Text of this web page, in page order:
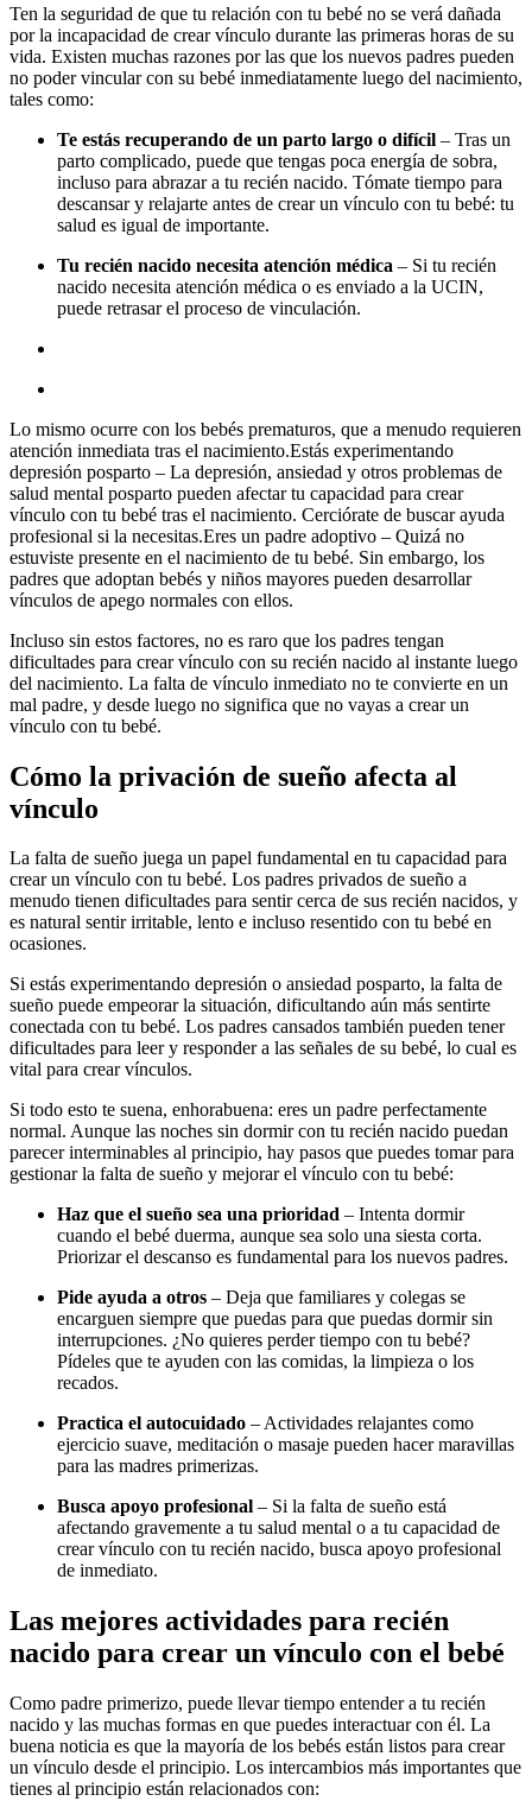
Ten la seguridad de que tu relación con tu bebé no se verá dañada
por la incapacidad de crear vínculo durante las primeras horas de su
vida. Existen muchas razones por las que los nuevos padres pueden
no poder vincular con su bebé inmediatamente luego del nacimiento,
tales como:
Te estás recuperando de un parto largo o difícil – Tras un
parto complicado, puede que tengas poca energía de sobra,
incluso para abrazar a tu recién nacido. Tómate tiempo para
descansar y relajarte antes de crear un vínculo con tu bebé: tu
salud es igual de importante.
Tu recién nacido necesita atención médica – Si tu recién
nacido necesita atención médica o es enviado a la UCIN,
puede retrasar el proceso de vinculación.
Lo mismo ocurre con los bebés prematuros, que a menudo requieren
atención inmediata tras el nacimiento.Estás experimentando
depresión posparto – La depresión, ansiedad y otros problemas de
salud mental posparto pueden afectar tu capacidad para crear
vínculo con tu bebé tras el nacimiento. Cerciórate de buscar ayuda
profesional si la necesitas.Eres un padre adoptivo – Quizá no
estuviste presente en el nacimiento de tu bebé. Sin embargo, los
padres que adoptan bebés y niños mayores pueden desarrollar
vínculos de apego normales con ellos.
Incluso sin estos factores, no es raro que los padres tengan
dificultades para crear vínculo con su recién nacido al instante luego
del nacimiento. La falta de vínculo inmediato no te convierte en un
mal padre, y desde luego no significa que no vayas a crear un
vínculo con tu bebé.
Cómo la privación de sueño afecta al
vínculo
La falta de sueño juega un papel fundamental en tu capacidad para
crear un vínculo con tu bebé. Los padres privados de sueño a
menudo tienen dificultades para sentir cerca de sus recién nacidos, y
es natural sentir irritable, lento e incluso resentido con tu bebé en
ocasiones.
Si estás experimentando depresión o ansiedad posparto, la falta de
sueño puede empeorar la situación, dificultando aún más sentirte
conectada con tu bebé. Los padres cansados también pueden tener
dificultades para leer y responder a las señales de su bebé, lo cual es
vital para crear vínculos.
Si todo esto te suena, enhorabuena: eres un padre perfectamente
normal. Aunque las noches sin dormir con tu recién nacido puedan
parecer interminables al principio, hay pasos que puedes tomar para
gestionar la falta de sueño y mejorar el vínculo con tu bebé:
Haz que el sueño sea una prioridad – Intenta dormir
cuando el bebé duerma, aunque sea solo una siesta corta.
Priorizar el descanso es fundamental para los nuevos padres.
Pide ayuda a otros – Deja que familiares y colegas se
encarguen siempre que puedas para que puedas dormir sin
interrupciones. ¿No quieres perder tiempo con tu bebé?
Pídeles que te ayuden con las comidas, la limpieza o los
recados.
Practica el autocuidado – Actividades relajantes como
ejercicio suave, meditación o masaje pueden hacer maravillas
para las madres primerizas.
Busca apoyo profesional – Si la falta de sueño está
afectando gravemente a tu salud mental o a tu capacidad de
crear vínculo con tu recién nacido, busca apoyo profesional
de inmediato.
Las mejores actividades para recién
nacido para crear un vínculo con el bebé
Como padre primerizo, puede llevar tiempo entender a tu recién
nacido y las muchas formas en que puedes interactuar con él. La
buena noticia es que la mayoría de los bebés están listos para crear
un vínculo desde el principio. Los intercambios más importantes que
tienes al principio están relacionados con: